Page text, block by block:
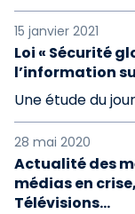
15 janvier 2021
Loi « Sécurité
l’information
Une étude du
28 mai 2020
Actualité des
médias en
Télévisions…